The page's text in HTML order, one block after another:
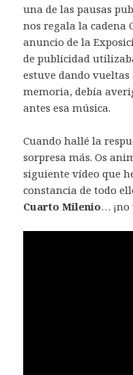
una de las pausas
nos regala la cadena
anuncio de la
de publicidad
estuve dando vueltas
memoria, debía
antes esa música.
Cuando hallé la
sorpresa más. Os
siguiente vídeo que
constancia de todo
Cuarto Milenio… ¡no